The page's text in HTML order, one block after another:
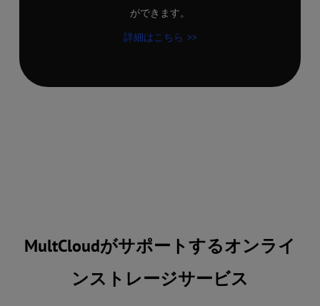
ができます。
詳細はこちら
MultCloudがサポートするオンライ
ンストレージサービス